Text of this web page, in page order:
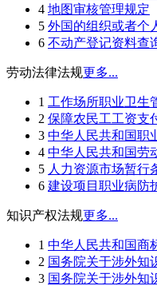
4 地图审核管理规定
5 外国的组织或者个
6 不动产登记资料查
劳动法律法规更多...
1 工作场所职业卫生
2 保障农民工工资支
3 中华人民共和国职
4 中华人民共和国劳
5 人力资源市场暂行
6 建设项目职业病防
知识产权法规更多...
1 中华人民共和国商
2 国务院关于涉外知
3 国务院关于涉外知